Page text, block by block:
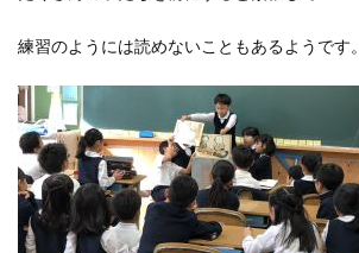
練習のようには読めないこともあるようです。